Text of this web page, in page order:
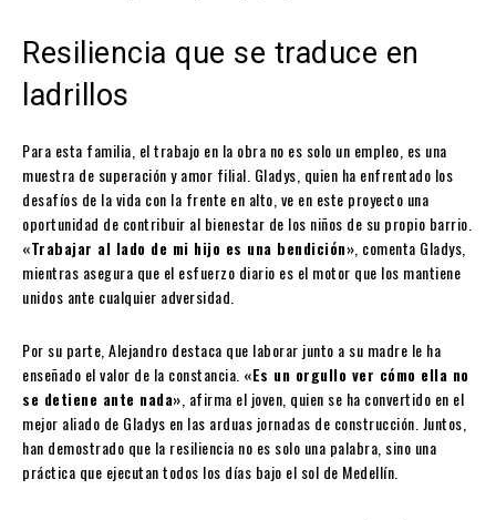
Resiliencia que se traduce en
ladrillos
Para esta familia, el trabajo en la obra no es solo un empleo, es una
muestra de superación y amor filial. Gladys, quien ha enfrentado los
desafíos de la vida con la frente en alto, ve en este proyecto una
oportunidad de contribuir al bienestar de los niños de su propio barrio.
«Trabajar al lado de mi hijo es una bendición» , comenta Gladys,
mientras asegura que el esfuerzo diario es el motor que los mantiene
unidos ante cualquier adversidad.
Por su parte, Alejandro destaca que laborar junto a su madre le ha
enseñado el valor de la constancia. «Es un orgullo ver cómo ella no
se detiene ante nada» , afirma el joven, quien se ha convertido en el
mejor aliado de Gladys en las arduas jornadas de construcción. Juntos,
han demostrado que la resiliencia no es solo una palabra, sino una
práctica que ejecutan todos los días bajo el sol de Medellín.